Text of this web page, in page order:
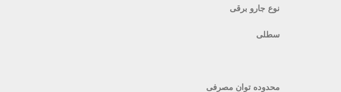
نوع جارو برقی
سطلی
محدوده توان مصرفی